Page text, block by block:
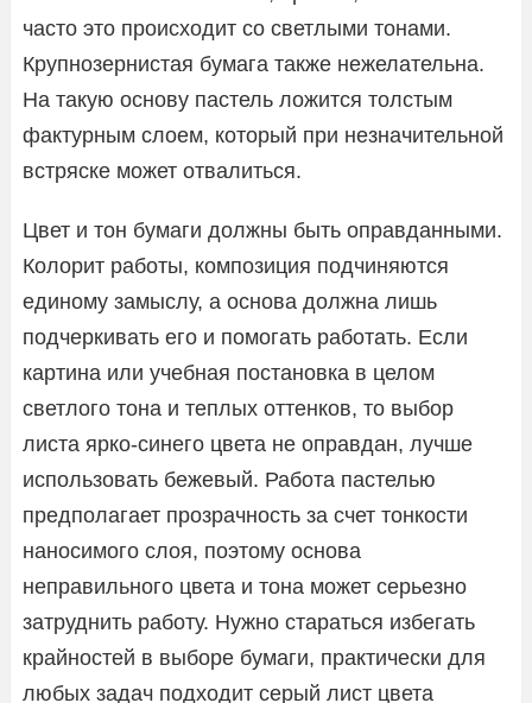
часто это происходит со светлыми тонами.
Крупнозернистая бумага также нежелательна.
На такую основу пастель ложится толстым
фактурным слоем, который при незначительной
встряске может отвалиться.
Цвет и тон бумаги должны быть оправданными.
Колорит работы, композиция подчиняются
единому замыслу, а основа должна лишь
подчеркивать его и помогать работать. Если
картина или учебная постановка в целом
светлого тона и теплых оттенков, то выбор
листа ярко-синего цвета не оправдан, лучше
использовать бежевый. Работа пастелью
предполагает прозрачность за счет тонкости
наносимого слоя, поэтому основа
неправильного цвета и тона может серьезно
затруднить работу. Нужно стараться избегать
крайностей в выборе бумаги, практически для
любых задач подходит серый лист цвета